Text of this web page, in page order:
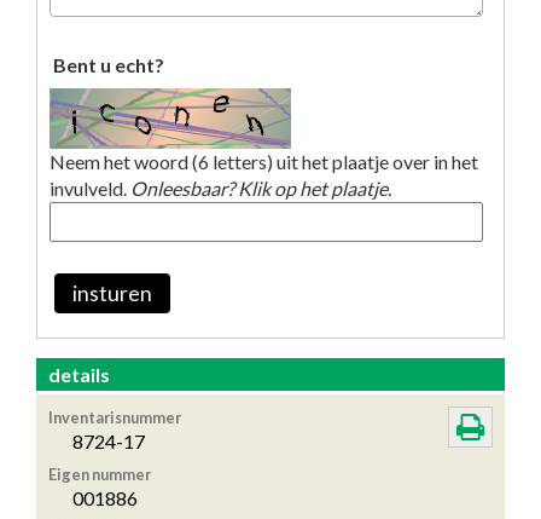
Bent u echt?
Neem het woord (6 letters) uit het plaatje over in het
invulveld. Onleesbaar? Klik op het plaatje.
insturen
details
Inventarisnummer
8724-17
Eigen nummer
001886